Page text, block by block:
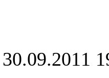
30.09.2011